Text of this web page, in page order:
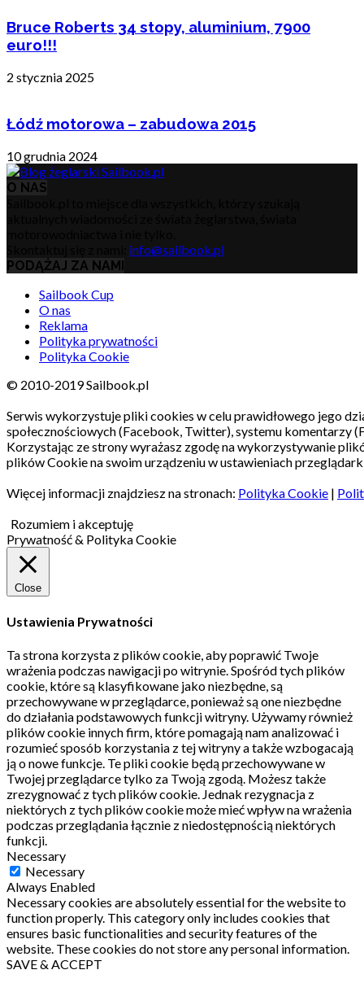
Bruce Roberts 34 stopy, aluminium, 7900
euro!!!
2 stycznia 2025
Łódź motorowa – zabudowa 2015
10 grudnia 2024
O NAS
info@sailbook.pl
PODĄŻAJ ZA NAMI
Sailbook Cup
O nas
Reklama
Polityka prywatności
Polityka Cookie
© 2010-2019 Sailbook.pl
Serwis wykorzystuje pliki cookies w celu prawidłowego jego
społecznościowych (Facebook, Twitter), systemu komentarzy
Korzystając ze strony wyrażasz zgodę na wykorzystywanie
plików Cookie na swoim urządzeniu w ustawieniach
Więcej informacji znajdziesz na stronach: Polityka Cookie |
Rozumiem i akceptuję
Prywatność & Polityka Cookie
Close
Ustawienia Prywatności
Ta strona korzysta z plików cookie, aby poprawić Twoje
wrażenia podczas nawigacji po witrynie. Spośród tych plików
cookie, które są klasyfikowane jako niezbędne, są
przechowywane w przeglądarce, ponieważ są one niezbędne
do działania podstawowych funkcji witryny. Używamy również
plików cookie innych firm, które pomagają nam analizować i
rozumieć sposób korzystania z tej witryny a także wzbogacają
ją o nowe funkcje. Te pliki cookie będą przechowywane w
Twojej przeglądarce tylko za Twoją zgodą. Możesz także
zrezygnować z tych plików cookie. Jednak rezygnacja z
niektórych z tych plików cookie może mieć wpływ na wrażenia
podczas przeglądania łącznie z niedostępnością niektórych
funkcji.
Necessary
Necessary
Always Enabled
Necessary cookies are absolutely essential for the website to
function properly. This category only includes cookies that
ensures basic functionalities and security features of the
website. These cookies do not store any personal information.
SAVE & ACCEPT